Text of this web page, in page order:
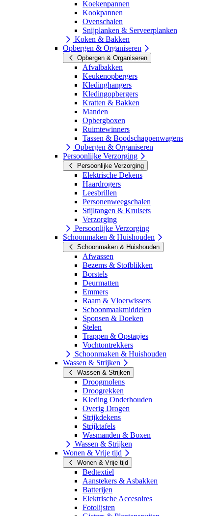
Koekenpannen
Kookpannen
Ovenschalen
Snijplanken & Serveerplanken
Koken & Bakken
Opbergen & Organiseren
Opbergen & Organiseren
Afvalbakken
Keukenopbergers
Kledinghangers
Kledingopbergers
Kratten & Bakken
Manden
Opbergboxen
Ruimtewinners
Tassen & Boodschappenwagens
Opbergen & Organiseren
Persoonlijke Verzorging
Persoonlijke Verzorging
Elektrische Dekens
Haardrogers
Leesbrillen
Personenweegschalen
Stijltangen & Krulsets
Verzorging
Persoonlijke Verzorging
Schoonmaken & Huishouden
Schoonmaken & Huishouden
Afwassen
Bezems & Stofblikken
Borstels
Deurmatten
Emmers
Raam & Vloerwissers
Schoonmaakmiddelen
Sponsen & Doeken
Stelen
Trappen & Opstapjes
Vochtontrekkers
Schoonmaken & Huishouden
Wassen & Strijken
Wassen & Strijken
Droogmolens
Droogrekken
Kleding Onderhouden
Overig Drogen
Strijkdekens
Strijktafels
Wasmanden & Boxen
Wassen & Strijken
Wonen & Vrije tijd
Wonen & Vrije tijd
Bedtextiel
Aanstekers & Asbakken
Batterijen
Elektrische Accesoires
Fotolijsten